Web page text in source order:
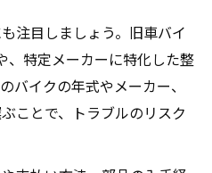
整備店を選ぶ必須条件
見極め方
強い整備店の特徴とは
利な神奈川県の活用術
注目しましょう。旧車バイ
、特定メーカーに特化した整
バイクの年式やメーカー、
ことで、トラブルのリスク